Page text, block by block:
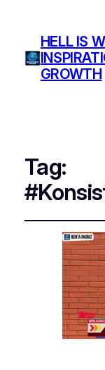
HELL IS
GROWTH
Tag: